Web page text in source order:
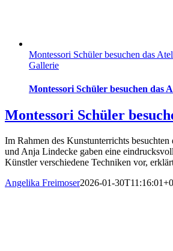
Montessori Schüler besuchen das
Gallerie
Montessori Schüler besuchen das
Montessori Schüler
Im Rahmen des Kunstunterrichts
und Anja Lindecke gaben eine
Künstler verschiedene Techniken vor,
Angelika Freimoser2026-01-